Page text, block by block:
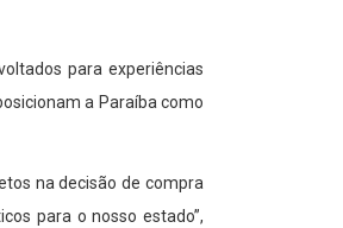
para experiências
a Paraíba como
na decisão de compra
para o nosso estado”,